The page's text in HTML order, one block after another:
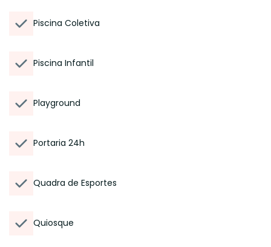
Piscina Coletiva
Piscina Infantil
Playground
Portaria 24h
Quadra de Esportes
Quiosque